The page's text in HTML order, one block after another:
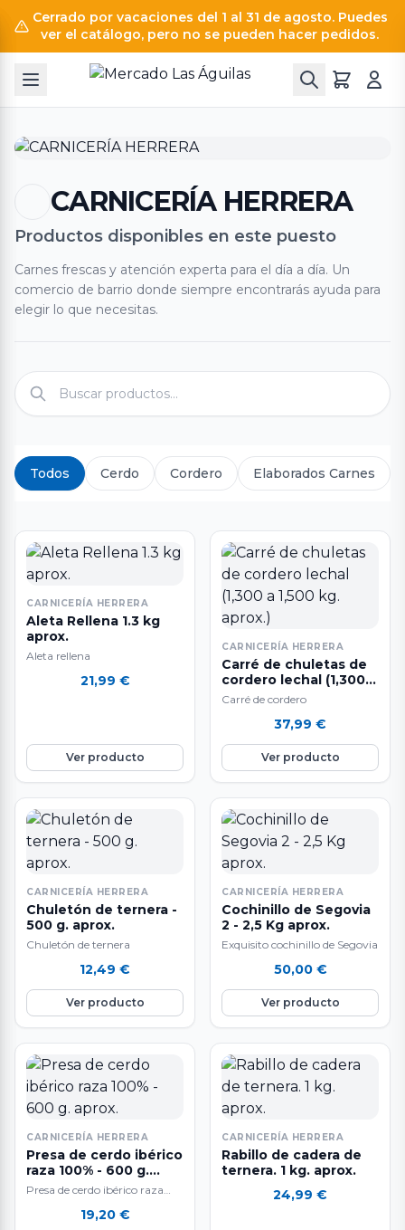
Cerrado por vacaciones del 1 al 31 de agosto. Puedes
ver el catálogo, pero no se pueden hacer pedidos.
CARNICERÍA HERRERA
Productos disponibles en este puesto
Carnes frescas y atención experta para el día a día. Un
comercio de barrio donde siempre encontrarás ayuda para
elegir lo que necesitas.
Todos Cerdo Cordero Elaborados Carnes
CARNICERÍA HERRERA
Aleta Rellena 1.3 kg
aprox.
Aleta rellena
21,99 €
Ver producto
CARNICERÍA HERRERA
Carré de chuletas de
cordero lechal (1,300 a
1,500 kg. aprox.)
Carré de cordero
37,99 €
Ver producto
CARNICERÍA HERRERA
Chuletón de ternera -
500 g. aprox.
Chuletón de ternera
12,49 €
Ver producto
CARNICERÍA HERRERA
Cochinillo de Segovia
2 - 2,5 Kg aprox.
Exquisito cochinillo de Segovia
50,00 €
Ver producto
CARNICERÍA HERRERA
Presa de cerdo ibérico
raza 100% - 600 g.
aprox.
Presa de cerdo ibérico raza
600 g. aproximadamente.…
19,20 €
CARNICERÍA HERRERA
Rabillo de cadera de
ternera. 1 kg. aprox.
24,99 €